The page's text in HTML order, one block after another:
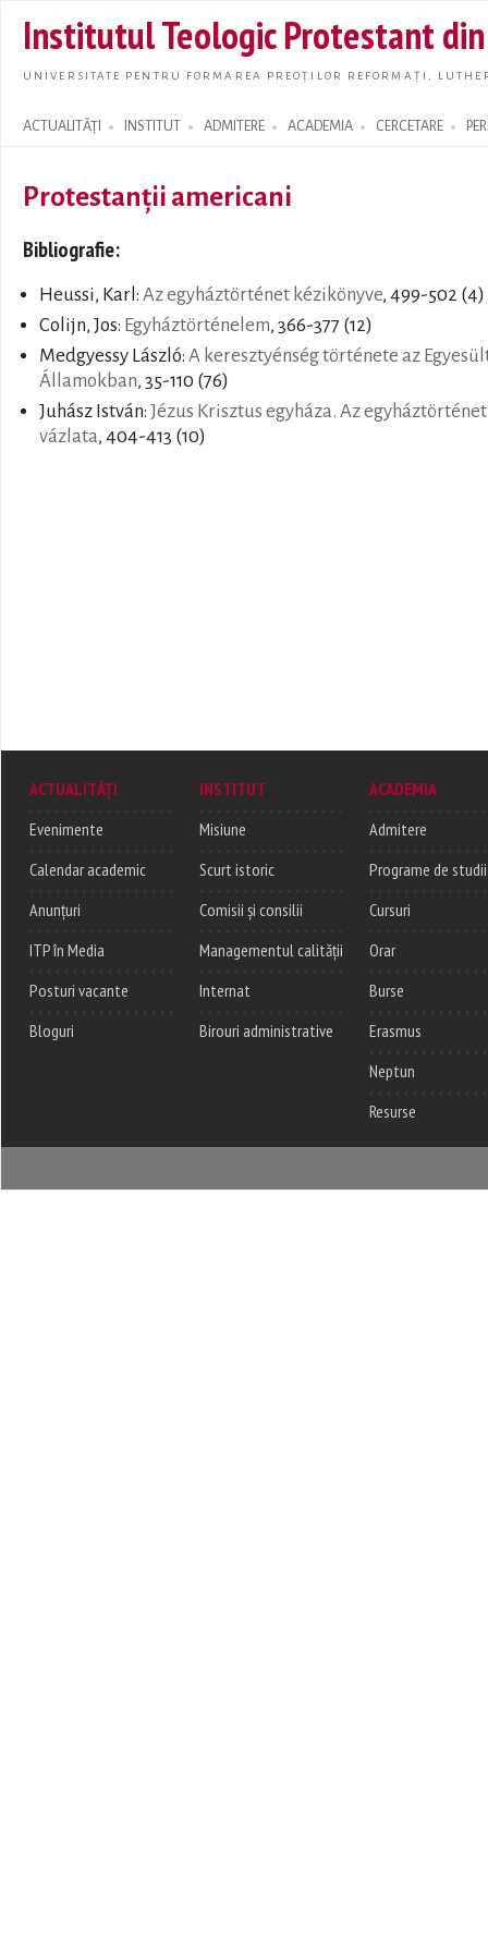
main
Institutul Teologic Protestant
UNIVERSITATE PENTRU FORMAREA PREOȚILOR REFORMAȚI,
ACTUALITĂȚI INSTITUT ADMITERE ACADEMIA CERCETARE
Search form
Protestanții americani
Bibliografie:
Heussi, Karl: Az egyháztörténet kézikönyve, 499-502 (4)
Colijn, Jos: Egyháztörténelem, 366-377 (12)
Medgyessy László: A keresztyénség története az
Államokban, 35-110 (76)
Juhász István: Jézus Krisztus egyháza. Az egyháztörténet
vázlata, 404-413 (10)
ACTUALITĂȚI
Evenimente
Calendar academic
Anunțuri
ITP în Media
Posturi vacante
Bloguri
INSTITUT
Misiune
Scurt istoric
Comisii și consilii
Managementul calității
Internat
Birouri administrative
ACADEMIA
Admitere
Programe de studii
Cursuri
Orar
Burse
Erasmus
Neptun
Resurse